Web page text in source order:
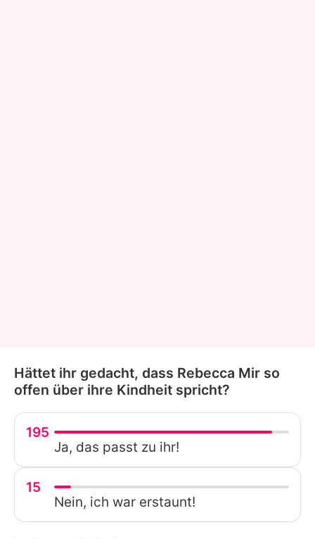
Hättet ihr gedacht, dass Rebecca Mir so
offen über ihre Kindheit spricht?
195
Ja, das passt zu ihr!
15
Nein, ich war erstaunt!